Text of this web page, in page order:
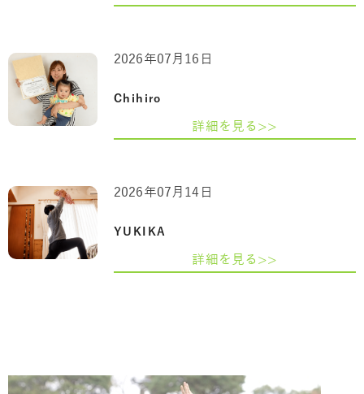
Chihiro
2026年07月16日
詳細を見る>>
YUKIKA
2026年07月14日
詳細を見る>>